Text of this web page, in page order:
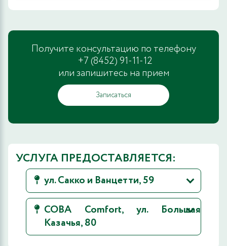
Получите консультацию по телефону
+7 (8452) 91-11-12
или запишитесь на прием
Записаться
УСЛУГА ПРЕДОСТАВЛЯЕТСЯ:
ул. Сакко и Ванцетти, 59
СОВА Comfort, ул. Большая
Казачья, 80